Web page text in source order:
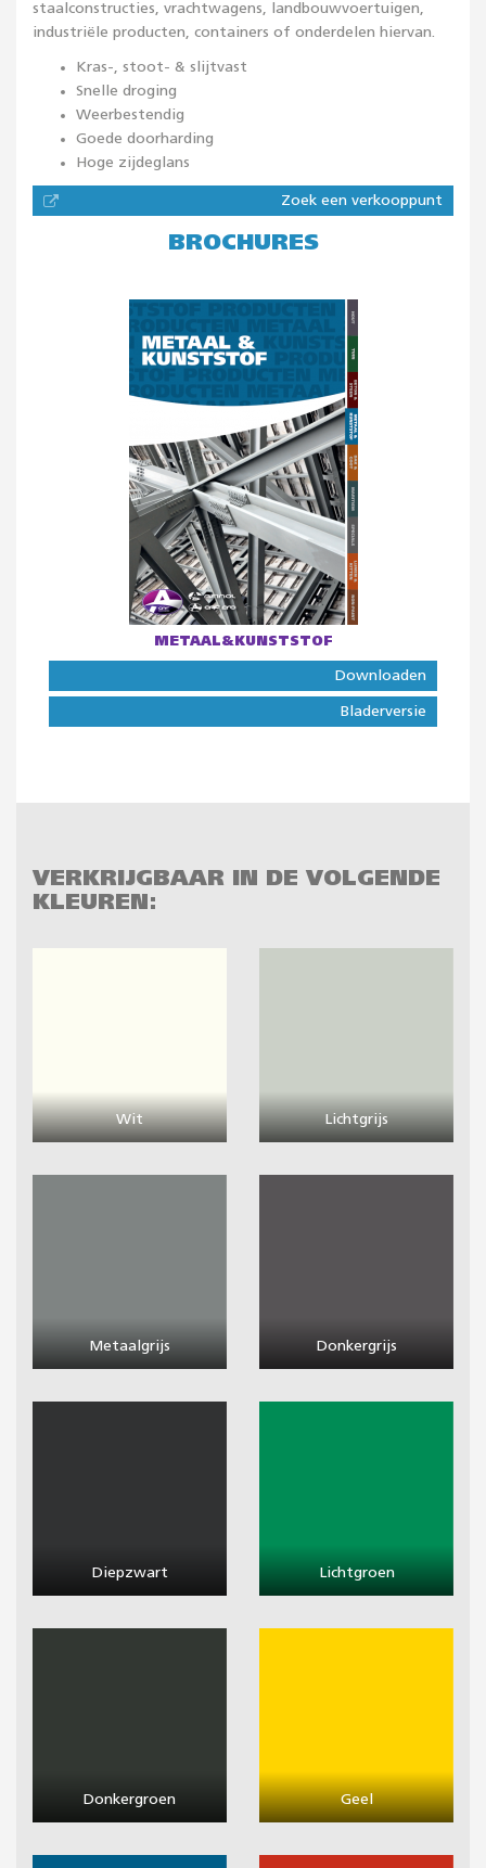
staalconstructies, vrachtwagens, landbouwvoertuigen,
industriële producten, containers of onderdelen hiervan.
Kras-, stoot- & slijtvast
Snelle droging
Weerbestendig
Goede doorharding
Hoge zijdeglans
Zoek een verkooppunt
BROCHURES
METAAL&KUNSTSTOF
Downloaden
Bladerversie
VERKRIJGBAAR IN DE VOLGENDE
KLEUREN:
Wit Lichtgrijs
Metaalgrijs Donkergrijs
Diepzwart Lichtgroen
Donkergroen Geel